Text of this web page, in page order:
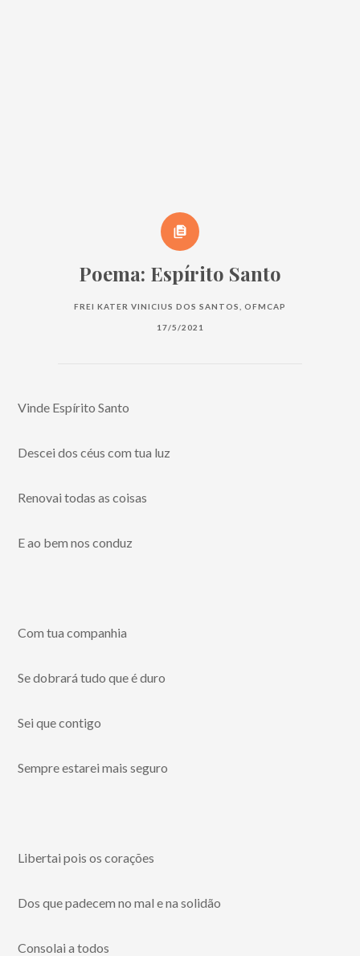
Poema: Espírito Santo
FREI KATER VINICIUS DOS SANTOS, OFMCAP
17/5/2021
Vinde Espírito Santo
Descei dos céus com tua luz
Renovai todas as coisas
E ao bem nos conduz
Com tua companhia
Se dobrará tudo que é duro
Sei que contigo
Sempre estarei mais seguro
Libertai pois os corações
Dos que padecem no mal e na solidão
Consolai a todos